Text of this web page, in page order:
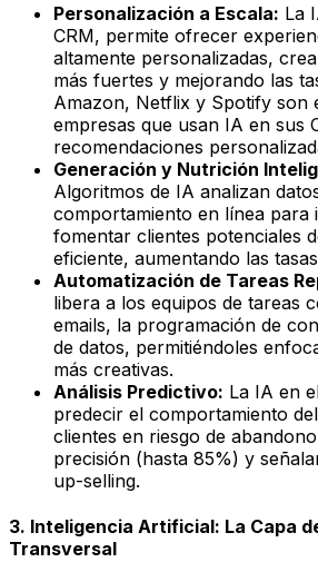
Personalización a Escala: La
CRM, permite ofrecer
altamente personalizadas,
más fuertes y mejorando las
Amazon, Netflix y Spotify son
empresas que usan IA en sus
recomendaciones
Generación y Nutrición
Algoritmos de IA analizan
comportamiento en línea para
fomentar clientes potenciales
eficiente, aumentando las
Automatización de Tareas
libera a los equipos de tareas
emails, la programación de
de datos, permitiéndoles
más creativas.
Análisis Predictivo: La IA en
predecir el comportamiento
clientes en riesgo de
precisión (hasta 85%) y
up-selling.
3. Inteligencia Artificial: La Capa
Transversal